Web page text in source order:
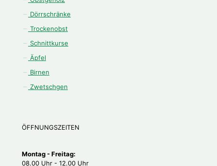
Dörrschränke
Trockenobst
Schnittkurse
Äpfel
Birnen
Zwetschgen
ÖFFNUNGSZEITEN
Montag - Freitag:
08.00 Uhr - 12.00 Uhr